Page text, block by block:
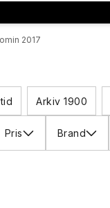
2017
Arkiv 1900
Pris Brand